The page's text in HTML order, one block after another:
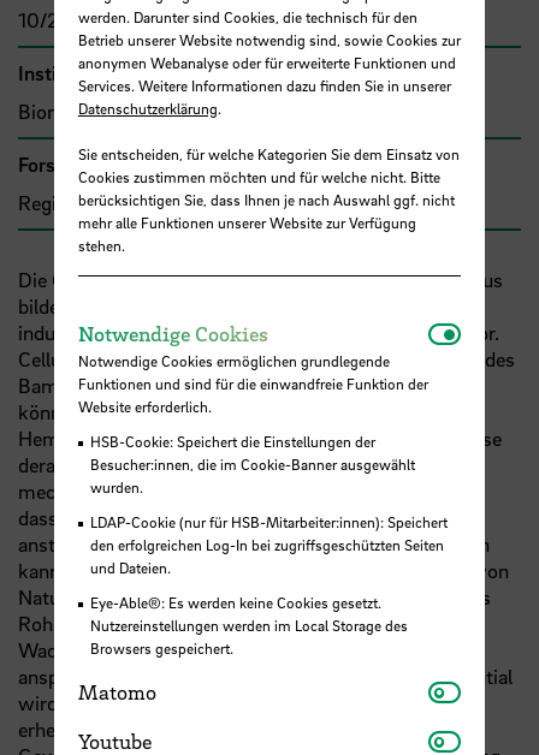
10/2025 - 09/2026
Institut
Bionik-Innovations-Centrum Bremen
Forschungs- und Transfercluster
Region im Wandel
Die Gewinnung von Cellulose-Makrofasern aus Bambus
bildet eine Alternative zu den herkömmlich genutzten
industriell geschaffenen Fasern im Hochleistungssektor.
Cellulose-Makrofasern, welche die vaskulären Bündel des
Bambus bilden und von Nodium zu Nodium verlaufen,
können durch die Auflösung des Lignins, der
Hemicellulose und der Pektine gewonnen werden. Diese
derart gewonnenen Fasern weisen hervorragende
mechanische Eigenschaften auf, welche dafür sorgen,
dass eine Bauteilauslegung nach Festigkeitskriterien,
anstelle von Steifigkeitskriterien, durchgeführt werden
kann. Dies ist konträr zur herkömmlichen Auslegung von
Naturfaserverbundwerkstoffen. Die Nachhaltigkeit des
Rohstoffs Bambus ergibt sich aus der hohen
Wachstumsrate und der Möglichkeit zum Anbau auf
anspruchsloseren Böden. Dieses Nachhaltigkeitspotential
wird durch einen möglichen Transport nach Europa
erheblich verringert. Ein alternativer Ansatz für den
werden. Darunter sind Cookies, die technisch für den
Betrieb unserer Website notwendig sind, sowie Cookies zur
anonymen Webanalyse oder für erweiterte Funktionen und
Services. Weitere Informationen dazu finden Sie in unserer
Datenschutzerklärung.
Sie entscheiden, für welche Kategorien Sie dem Einsatz von
Cookies zustimmen möchten und für welche nicht. Bitte
berücksichtigen Sie, dass Ihnen je nach Auswahl ggf. nicht
mehr alle Funktionen unserer Website zur Verfügung
stehen.
Notwendige Cookies
Notwendige Cookies ermöglichen grundlegende
Funktionen und sind für die einwandfreie Funktion der
Website erforderlich.
HSB-Cookie: Speichert die Einstellungen der
Besucher:innen, die im Cookie-Banner ausgewählt
wurden.
LDAP-Cookie (nur für HSB-Mitarbeiter:innen): Speichert
den erfolgreichen Log-In bei zugriffsgeschützten Seiten
und Dateien.
Eye-Able®: Es werden keine Cookies gesetzt.
Nutzereinstellungen werden im Local Storage des
Browsers gespeichert.
Matomo Matomo
Youtube Youtube